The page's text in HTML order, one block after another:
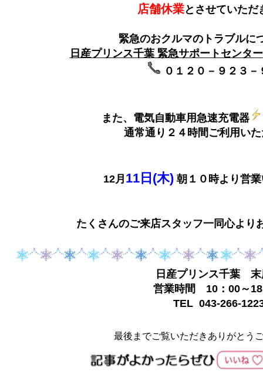
店舗休業とさせていただ
緊急のおクルマのトラブルに
日産プリンス千葉 緊急サポートセンター
０１２０－９２３－
また、電気自動車用急速充電器
通常通り２４時間ご利用い
12月 11日(木)朝１０時より営業
たくさんのご来店スタッフ一同心よ
日産プリンス千葉 末
営業時間 10：00～
TEL 043-266-
最後までご覧いただきありがとう